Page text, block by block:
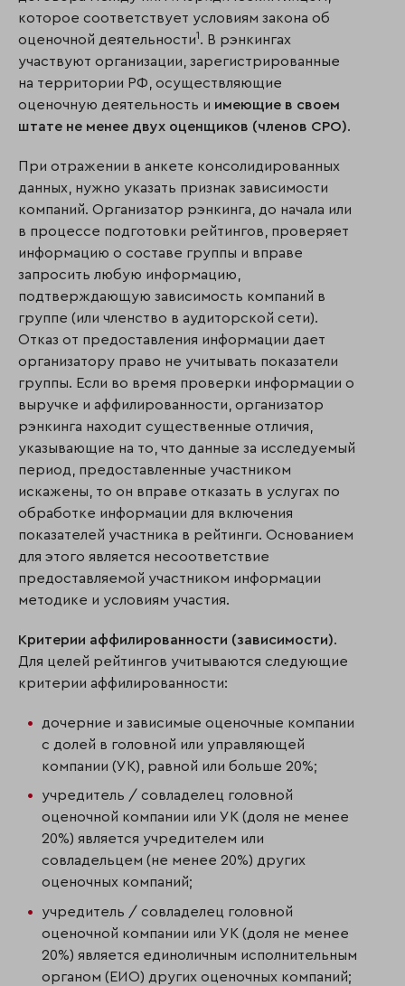
которое соответствует условиям закона об
оценочной деятельности1. В рэнкингах
участвуют организации, зарегистрированные
на территории РФ, осуществляющие
оценочную деятельность и имеющие в своем
штате не менее двух оценщиков (членов СРО).
При отражении в анкете консолидированных
данных, нужно указать признак зависимости
компаний. Организатор рэнкинга, до начала или
в процессе подготовки рейтингов, проверяет
информацию о составе группы и вправе
запросить любую информацию,
подтверждающую зависимость компаний в
группе (или членство в аудиторской сети).
Отказ от предоставления информации дает
организатору право не учитывать показатели
группы. Если во время проверки информации о
выручке и аффилированности, организатор
рэнкинга находит существенные отличия,
указывающие на то, что данные за исследуемый
период, предоставленные участником
искажены, то он вправе отказать в услугах по
обработке информации для включения
показателей участника в рейтинги. Основанием
для этого является несоответствие
предоставляемой участником информации
методике и условиям участия.
Критерии аффилированности (зависимости).
Для целей рейтингов учитываются следующие
критерии аффилированности:
дочерние и зависимые оценочные компании
с долей в головной или управляющей
компании (УК), равной или больше 20%;
учредитель / совладелец головной
оценочной компании или УК (доля не менее
20%) является учредителем или
совладельцем (не менее 20%) других
оценочных компаний;
учредитель / совладелец головной
оценочной компании или УК (доля не менее
20%) является единоличным исполнительным
органом (ЕИО) других оценочных компаний;